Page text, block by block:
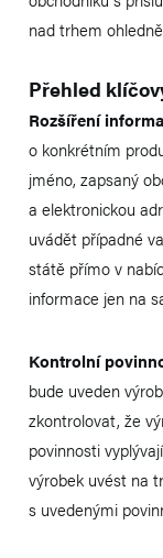
nad trhem
Přehled
Rozšíření
o konkrétním
jméno, zapsaný
a elektronickou
uvádět případné
státě přímo v
informace jen na
Kontrolní
bude uveden
zkontrolovat, že
povinnosti
výrobek uvést na
s uvedenými